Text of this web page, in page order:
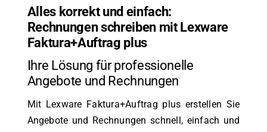
Alles korrekt und einfach:
Rechnungen schreiben mit Lexware
Faktura+Auftrag plus
Ihre Lösung für professionelle
Angebote und Rechnungen
Mit Lexware Faktura+Auftrag plus erstellen Sie
Angebote und Rechnungen schnell, einfach und